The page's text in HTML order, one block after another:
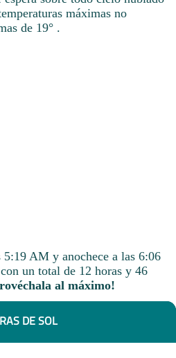
máximas no
de 19° .
5:19 AM y anochece a las 6:06
un total de 12 horas y 46
al máximo!
DE SOL